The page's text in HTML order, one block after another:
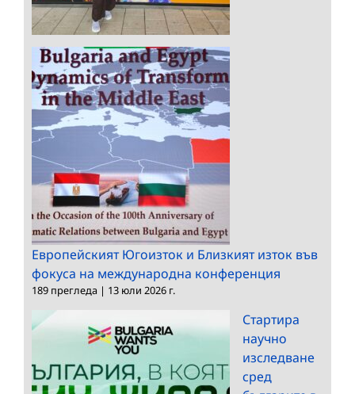
Европейският Югоизток и Близкият изток във
фокуса на международна конференция
189 прегледа | 13 юли 2026 г.
Стартира
научно
изследване
сред